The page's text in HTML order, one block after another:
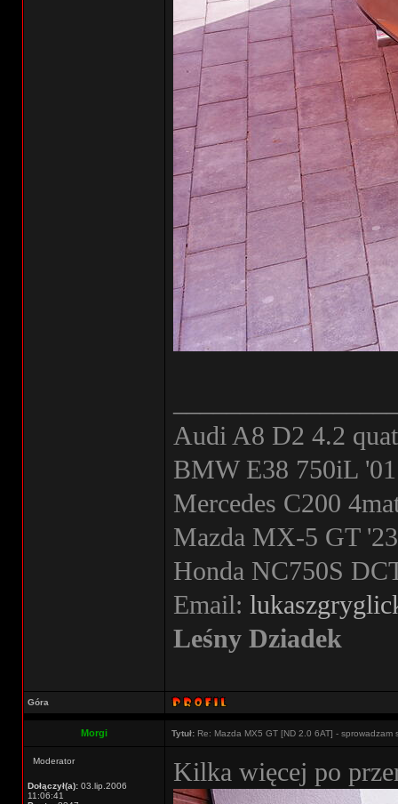
Audi A8 D2 4.2
BMW E38 750iL
Mercedes C200
Mazda MX-5 GT
Honda NC750S
Email:
Leśny Dziadek
Góra
Morgi Tytuł: Re: Mazda MX5 GT [ND 2.0 6AT] - sprowadzam
Moderator
Dołączył(a): 03.lip.2006
11:06:41
Kilka więcej po